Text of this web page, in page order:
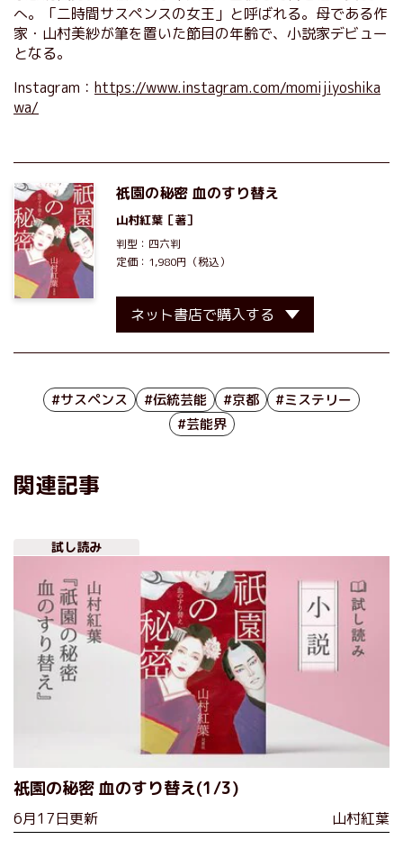
へ。「二時間サスペンスの女王」と呼ばれる。母である作
家・山村美紗が筆を置いた節目の年齢で、小説家デビュー
となる。
Instagram： https://www.instagram.com/momijiyoshika
wa/
祇園の秘密 血のすり替え
山村紅葉 ［著］
判型：四六判
定価：1,980円（税込）
ネット書店で購入する
#サスペンス #伝統芸能 #京都
#ミステリー
#芸能界
関連記事
試し読み
祇園の秘密 血のすり替え(1/3)
6月17日更新 山村紅葉